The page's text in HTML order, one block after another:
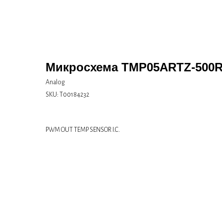
Микросхема TMP05ARTZ-
Analog
SKU:
Т00184232
PWM OUT TEMP SENSOR I.C.